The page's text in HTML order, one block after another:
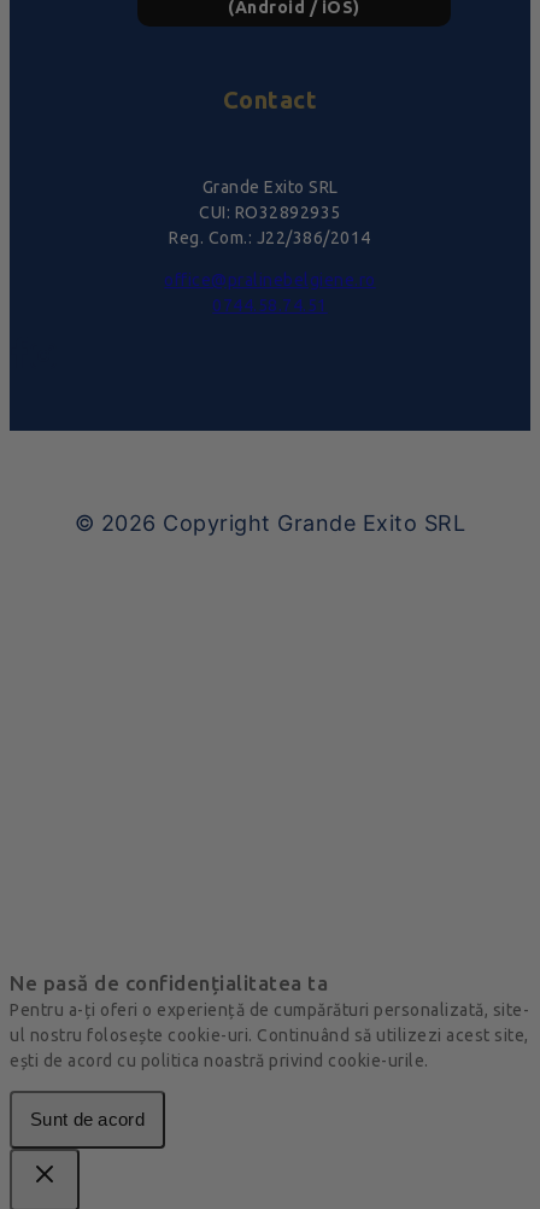
(Android / iOS)
Contact
Grande Exito SRL
CUI: RO32892935
Reg. Com.: J22/386/2014
office@pralinebelgiene.ro
0744.58.74.51
© 2026 Copyright Grande Exito SRL
Ne pasă de confidențialitatea ta
Pentru a-ți oferi o experiență de cumpărături personalizată, site-
ul nostru folosește cookie-uri. Continuând să utilizezi acest site,
ești de acord cu politica noastră privind cookie-urile.
Sunt de acord